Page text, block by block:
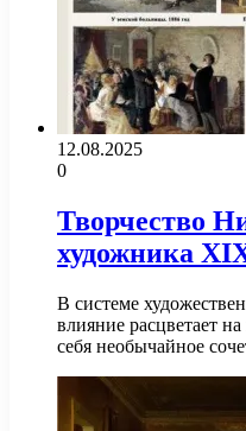
12.08.2025
0
Творчество
художника
В системе
влияние расцветает
себя необычайное